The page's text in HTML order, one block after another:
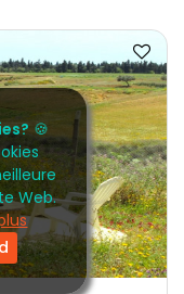
🍪
Web.